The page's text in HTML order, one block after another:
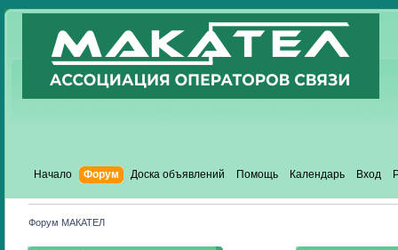
Начало Форум Доска объявлений Помощь Календарь Вход
Форум МАКАТЕЛ